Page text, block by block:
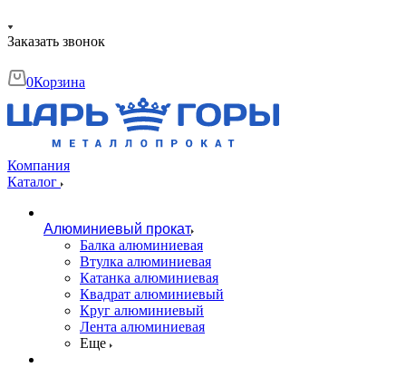
Заказать звонок
0Корзина
Компания
Каталог
Алюминиевый прокат
Балка алюминиевая
Втулка алюминиевая
Катанка алюминиевая
Квадрат алюминиевый
Круг алюминиевый
Лента алюминиевая
Еще